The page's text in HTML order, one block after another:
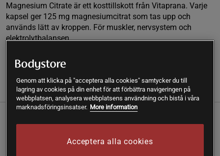
Magnesium Citrate är ett kosttillskott från Vitaprana. Varje
kapsel ger 125 mg magnesiumcitrat som tas upp och
används lätt av kroppen. För muskler, nervsystem och
elektrolytbalansen.
Information Recensioner(47) Näring & Ingredienser
Magnesium Citrate från Vitaprana ger 125 mg
använda magnesiumcitrat till bland annat
Genom att klicka på "acceptera alla cookies" samtycker du till
lagring av cookies på din enhet för att förbättra navigeringen på
webbplatsen, analysera webbplatsens användning och bistå i våra
marknadsföringsinsatser. More information
Acceptera alla cookies